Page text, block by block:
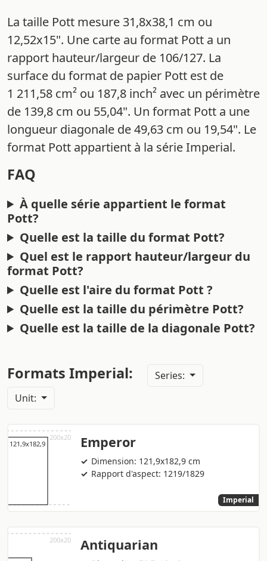
La taille Pott mesure 31,8x38,1 cm ou
12,52x15". Une carte au format Pott a un
rapport hauteur/largeur de 106/127. La
surface du format de papier Pott est de
1 211,58 cm² ou 187,8 inch² avec un périmètre
de 139,8 cm ou 55,04". Un format Pott a une
longueur diagonale de 49,63 cm ou 19,54". Le
format Pott appartient à la série Imperial.
FAQ
À quelle série appartient le format
Pott?
Quelle est la taille du format Pott?
Quel est le rapport hauteur/largeur du
format Pott?
Quelle est l'aire du format Pott ?
Quelle est la taille du périmètre Pott?
Quelle est la taille de la diagonale Pott?
Formats Imperial:
Series:
Unit:
Emperor
Dimension: 121,9x182,9 cm
Rapport d'aspect: 1219/1829
Imperial
Antiquarian